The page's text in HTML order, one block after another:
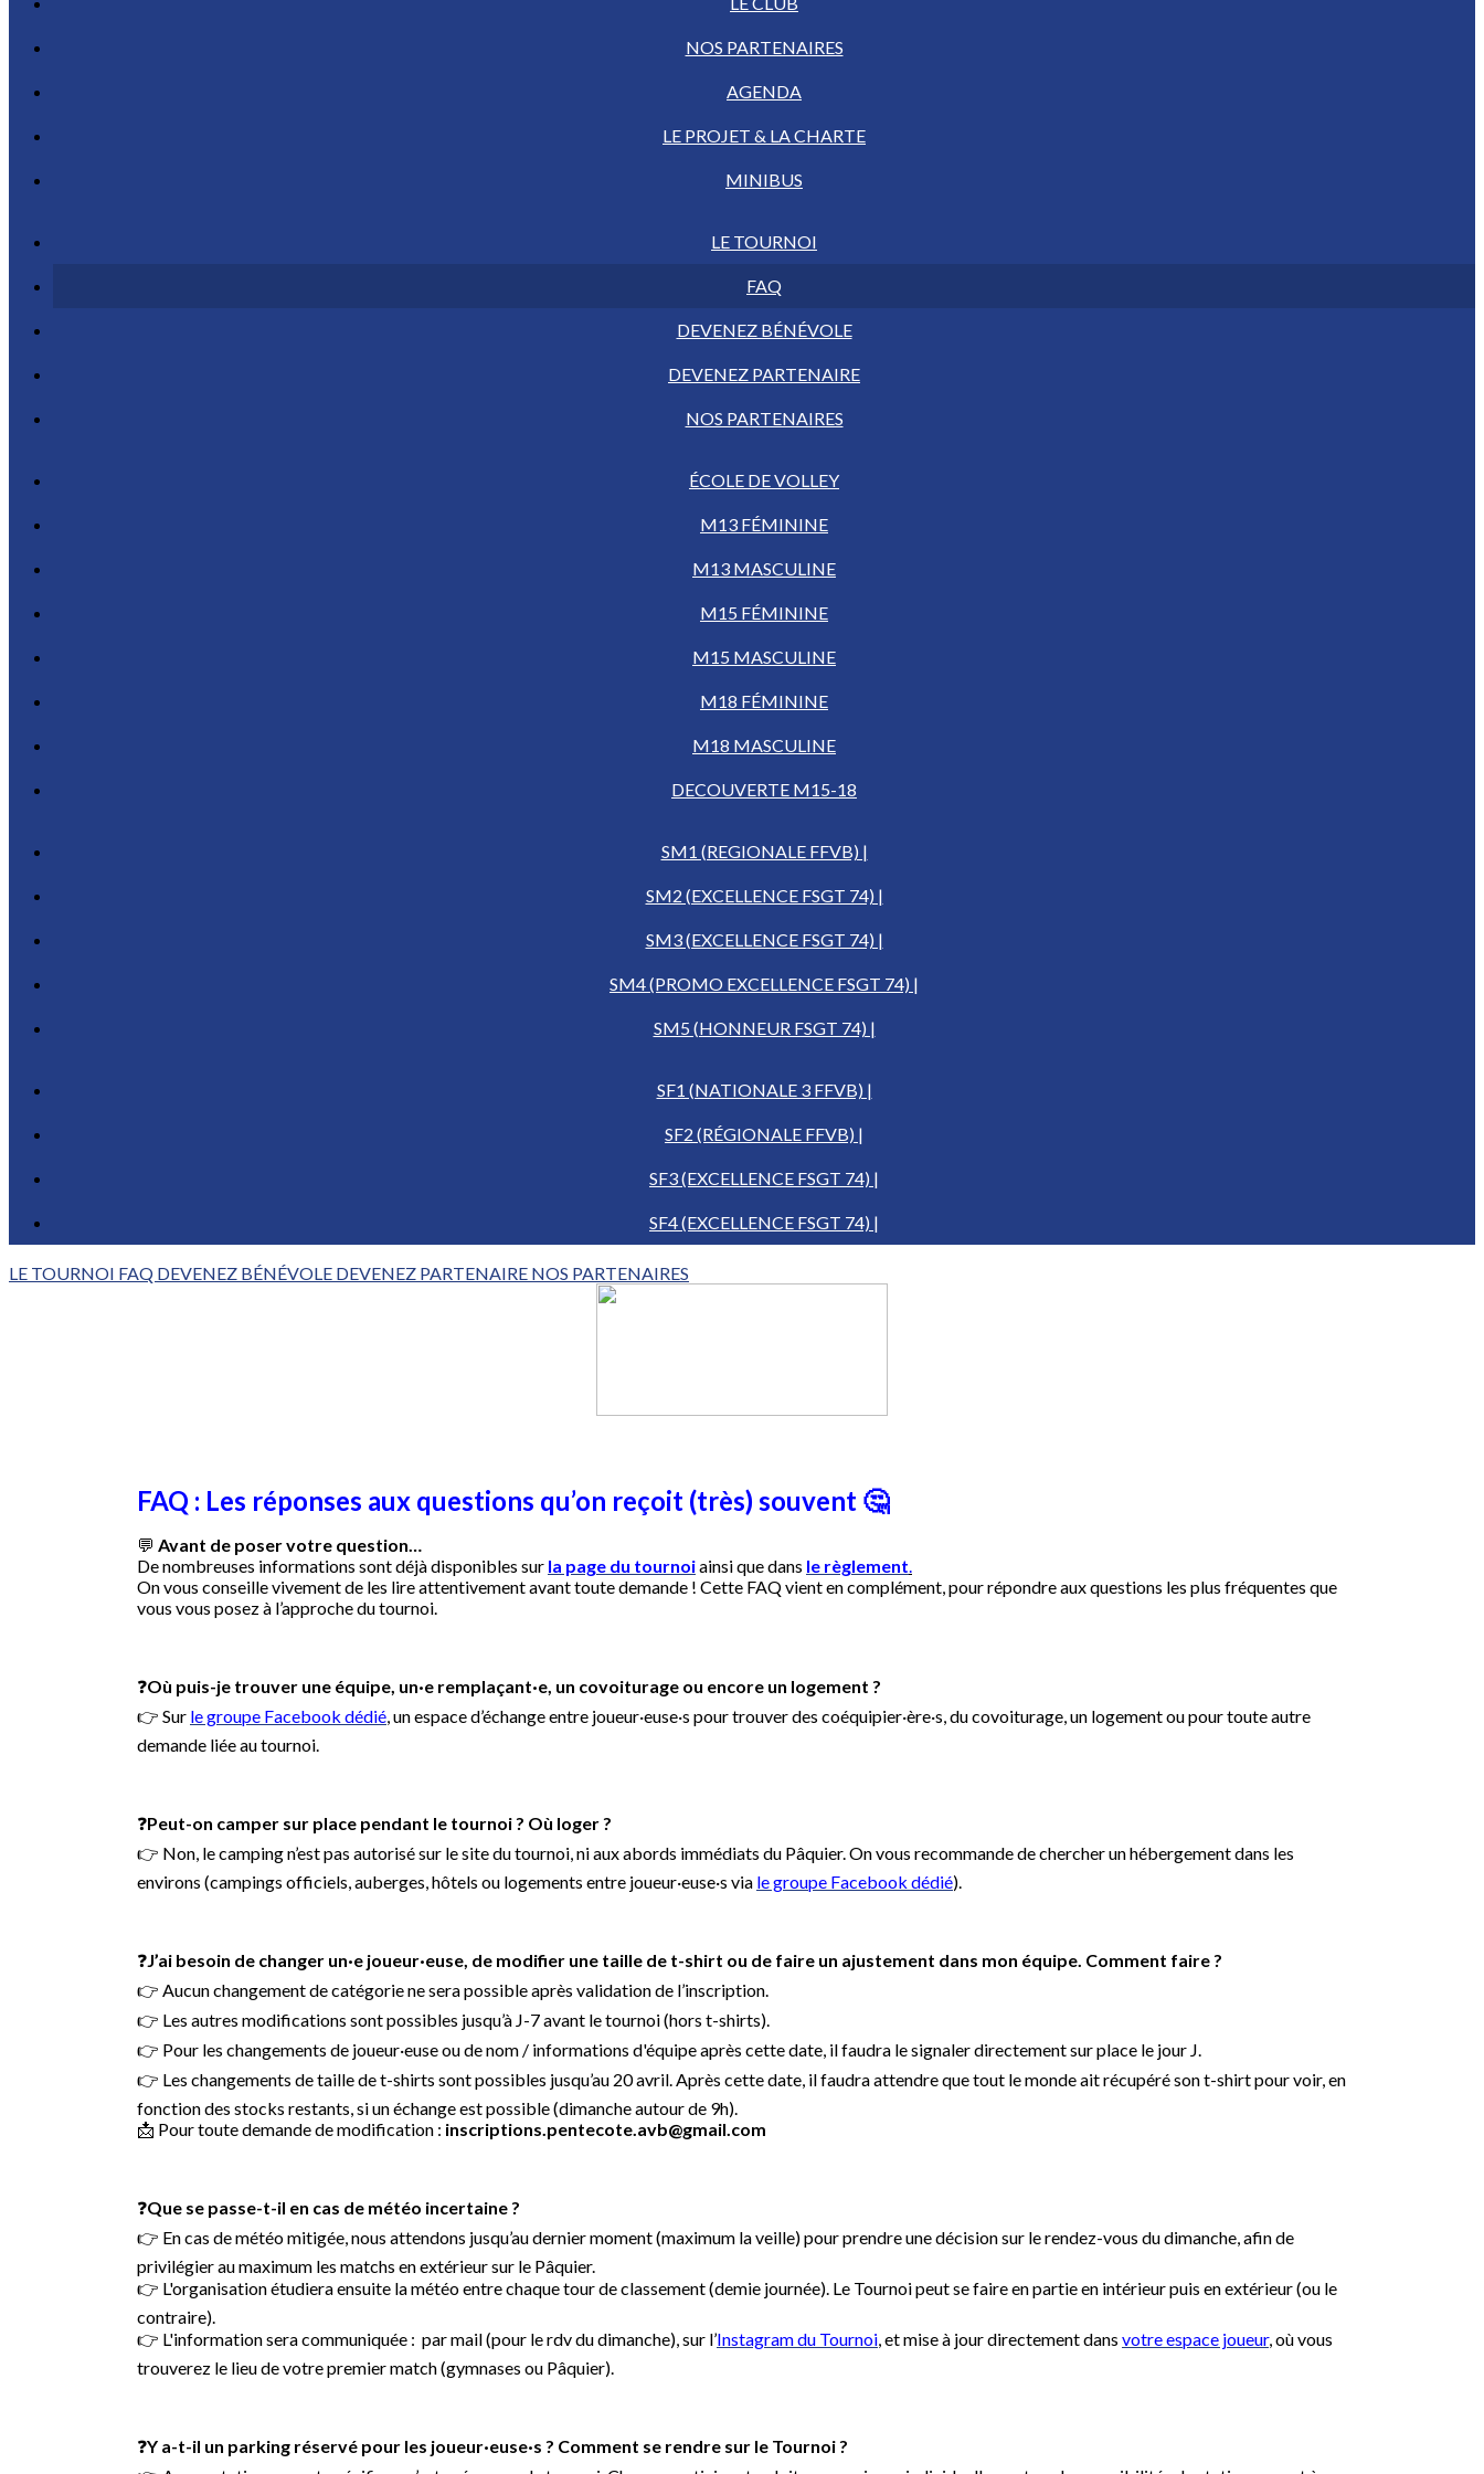
NOS PARTENAIRES
AGENDA
LE PROJET & LA CHARTE
MINIBUS
LE TOURNOI
FAQ
DEVENEZ BÉNÉVOLE
DEVENEZ PARTENAIRE
NOS PARTENAIRES
ÉCOLE DE VOLLEY
M13 FÉMININE
M13 MASCULINE
M15 FÉMININE
M15 MASCULINE
M18 FÉMININE
M18 MASCULINE
DECOUVERTE M15-18
SM1 (REGIONALE FFVB) |
SM2 (EXCELLENCE FSGT 74) |
SM3 (EXCELLENCE FSGT 74) |
SM4 (PROMO EXCELLENCE FSGT 74) |
SM5 (HONNEUR FSGT 74) |
SF1 (NATIONALE 3 FFVB) |
SF2 (RÉGIONALE FFVB) |
SF3 (EXCELLENCE FSGT 74) |
SF4 (EXCELLENCE FSGT 74) |
LE TOURNOI FAQ DEVENEZ BÉNÉVOLE DEVENEZ PARTENAIRE NOS PARTENAIRES
FAQ : Les réponses aux questions qu’on reçoit (très) souvent 🤔
💬 Avant de poser votre question…
De nombreuses informations sont déjà disponibles sur la page du tournoiainsi que dans le règlement.
On vous conseille vivement de les lire attentivement avant toute demande ! Cette FAQ vient en complément, pour répondre aux questions les plus fréquentes que
vous vous posez à l’approche du tournoi.
❓Où puis-je trouver une équipe, un·e remplaçant·e, un covoiturage ou encore un logement ?
👉 Sur le groupe Facebook dédié, un espace d’échange entre joueur·euse·s pour trouver des coéquipier·ère·s, du covoiturage, un logement ou pour toute autre
demande liée au tournoi.
❓Peut-on camper sur place pendant le tournoi ? Où loger ?
👉 Non, le camping n’est pas autorisé sur le site du tournoi, ni aux abords immédiats du Pâquier. On vous recommande de chercher un hébergement dans les
environs (campings officiels, auberges, hôtels ou logements entre joueur·euse·s via le groupe Facebook dédié).
❓J’ai besoin de changer un·e joueur·euse, de modifier une taille de t-shirt ou de faire un ajustement dans mon équipe. Comment faire ?
👉 Aucun changement de catégorie ne sera possible après validation de l’inscription.
👉 Les autres modifications sont possibles jusqu’à J-7 avant le tournoi (hors t-shirts).
👉 Pour les changements de joueur·euse ou de nom / informations d'équipe après cette date, il faudra le signaler directement sur place le jour J.
👉 Les changements de taille de t-shirts sont possibles jusqu’au 20 avril. Après cette date, il faudra attendre que tout le monde ait récupéré son t-shirt pour voir, en
fonction des stocks restants, si un échange est possible (dimanche autour de 9h).
📩 Pour toute demande de modification : inscriptions.pentecote.avb@gmail.com
❓Que se passe-t-il en cas de météo incertaine ?
👉 En cas de météo mitigée, nous attendons jusqu’au dernier moment (maximum la veille) pour prendre une décision sur le rendez-vous du dimanche, afin de
privilégier au maximum les matchs en extérieur sur le Pâquier.
👉 L'organisation étudiera ensuite la météo entre chaque tour de classement (demie journée). Le Tournoi peut se faire en partie en intérieur puis en extérieur (ou le
contraire).
👉 L'information sera communiquée : par mail (pour le rdv du dimanche), sur l’Instagram du Tournoi, et mise à jour directement dans votre espace joueur, où vous
trouverez le lieu de votre premier match (gymnases ou Pâquier).
❓Y a-t-il un parking réservé pour les joueur·euse·s ? Comment se rendre sur le Tournoi ?